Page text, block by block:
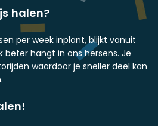
halen?
per week inplant, blijkt vanuit
hangt in ons hersens. Je
waardoor je sneller deel kan